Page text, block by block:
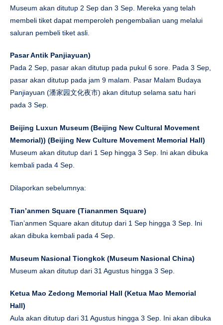
Museum akan ditutup 2 Sep dan 3 Sep. Mereka yang telah
membeli tiket dapat memperoleh pengembalian uang melalui
saluran pembeli tiket asli.
Pasar Antik Panjiayuan)
Pada 2 Sep, pasar akan ditutup pada pukul 6 sore. Pada 3 Sep,
pasar akan ditutup pada jam 9 malam. Pasar Malam Budaya
Panjiayuan (潘家园文化夜市) akan ditutup selama satu hari
pada 3 Sep.
Beijing Luxun Museum (Beijing New Cultural Movement
Memorial)) (Beijing New Culture Movement Memorial Hall)
Museum akan ditutup dari 1 Sep hingga 3 Sep. Ini akan dibuka
kembali pada 4 Sep.
Dilaporkan sebelumnya:
Tian’anmen Square (Tiananmen Square)
Tian’anmen Square akan ditutup dari 1 Sep hingga 3 Sep. Ini
akan dibuka kembali pada 4 Sep.
Museum Nasional Tiongkok (Museum Nasional China)
Museum akan ditutup dari 31 Agustus hingga 3 Sep.
Ketua Mao Zedong Memorial Hall (Ketua Mao Memorial
Hall)
Aula akan ditutup dari 31 Agustus hingga 3 Sep. Ini akan dibuka